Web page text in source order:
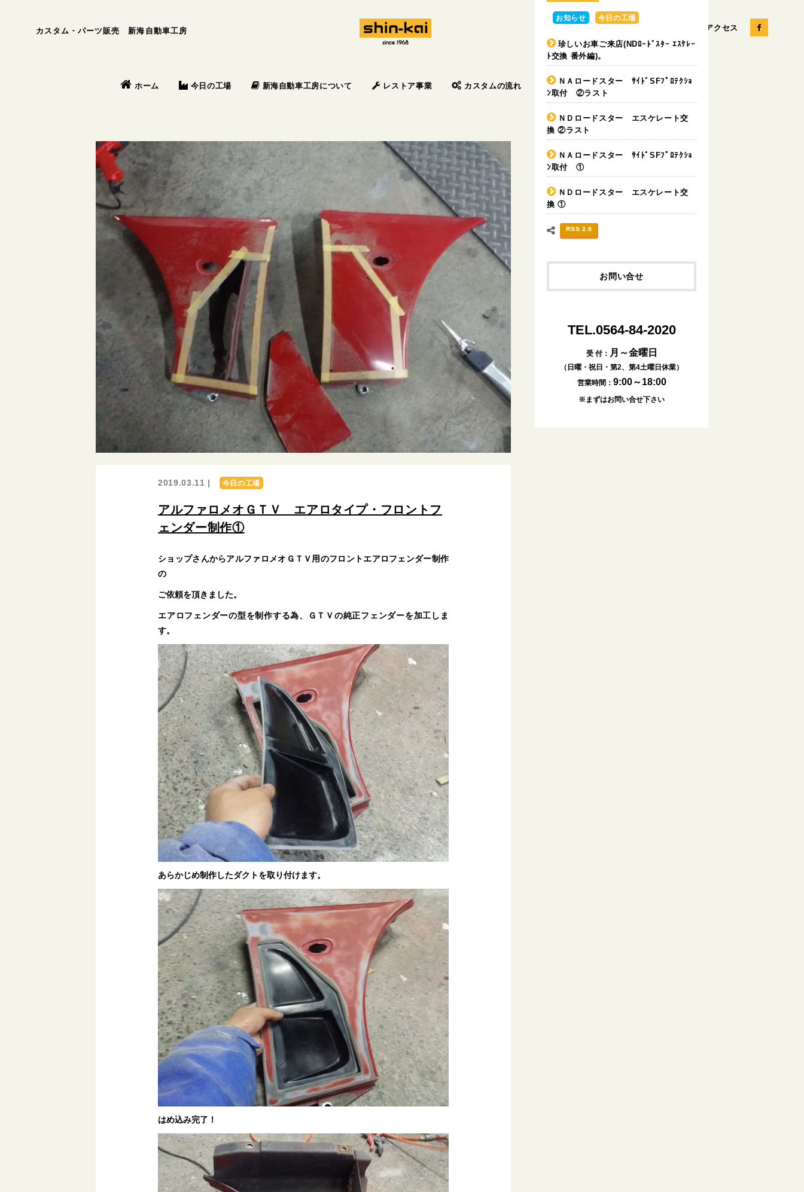
カスタム・パーツ販売 新海自動車工房 アクセス
ホーム 今日の工場 新海自動車工房について レストア事業 カスタムの流れ パーツの販売 カスタムカー
2019.03.11 | 今日の工場
アルファロメオＧＴＶ エアロタイプ・フロントフ
ェンダー制作①
ショップさんからアルファロメオＧＴＶ用のフロントエアロフェンダー制作
の
ご依頼を頂きました。
エアロフェンダーの型を制作する為、ＧＴＶの純正フェンダーを加工しま
す。
あらかじめ制作したダクトを取り付けます。
はめ込み完了！
お知らせ 今日の工場
珍しいお車ご来店(NDﾛｰﾄﾞｽﾀｰ ｴｽｹﾚｰ
ﾄ交換 番外編)。
ＮＡロードスター ｻｲﾄﾞSFﾌﾟﾛﾃｸｼｮ
ﾝ取付 ②ラスト
ＮＤロードスター エスケレート交
換 ②ラスト
ＮＡロードスター ｻｲﾄﾞSFﾌﾟﾛﾃｸｼｮ
ﾝ取付 ①
ＮＤロードスター エスケレート交
換 ①
RSS 2.0
お問い合せ
TEL.0564-84-2020
受 付： 月～金曜日
（日曜・祝日・第2、第4土曜日休業）
営業時間： 9:00～18:00
※まずはお問い合せ下さい